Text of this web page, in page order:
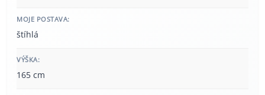
MOJE POSTAVA:
štíhlá
VÝŠKA:
165 cm